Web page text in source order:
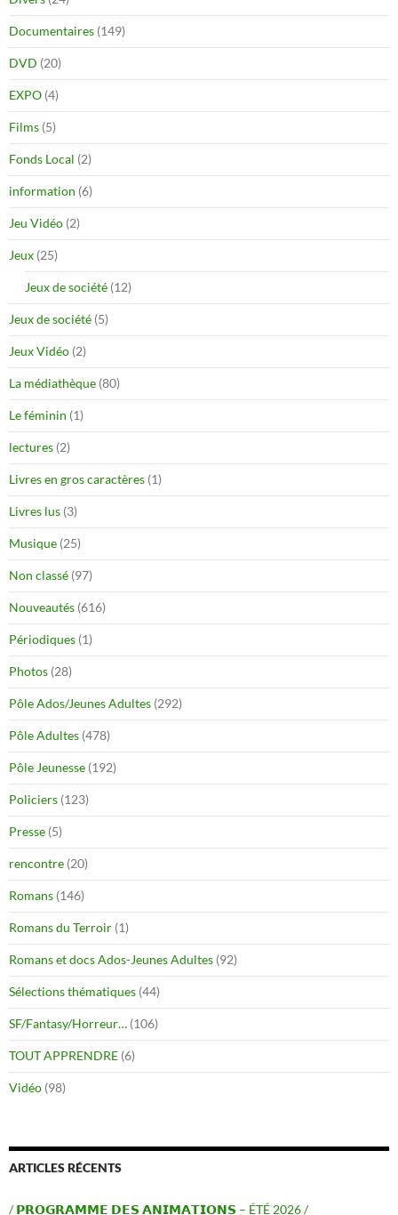
Documentaires (149)
DVD (20)
EXPO (4)
Films (5)
Fonds Local (2)
information (6)
Jeu Vidéo (2)
Jeux (25)
Jeux de société (12)
Jeux de société (5)
Jeux Vidéo (2)
La médiathèque (80)
Le féminin (1)
lectures (2)
Livres en gros caractères (1)
Livres lus (3)
Musique (25)
Non classé (97)
Nouveautés (616)
Périodiques (1)
Photos (28)
Pôle Ados/Jeunes Adultes (292)
Pôle Adultes (478)
Pôle Jeunesse (192)
Policiers (123)
Presse (5)
rencontre (20)
Romans (146)
Romans du Terroir (1)
Romans et docs Ados-Jeunes Adultes (92)
Sélections thématiques (44)
SF/Fantasy/Horreur… (106)
TOUT APPRENDRE (6)
Vidéo (98)
ARTICLES RÉCENTS
/ 𝗣𝗥𝗢𝗚𝗥𝗔𝗠𝗠𝗘 𝗗𝗘𝗦 𝗔𝗡𝗜𝗠𝗔𝗧𝗜𝗢𝗡𝗦 – ÉTÉ 2026 /